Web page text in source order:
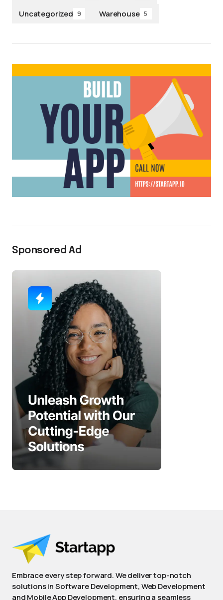
Uncategorized 9 Warehouse 5
Sponsored Ad
Embrace every step forward. We deliver top-notch
solutions in Software Development, Web Development
and Mobile App Development, ensuring a seamless